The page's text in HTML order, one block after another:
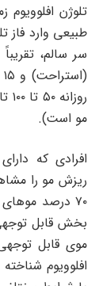
تلوژن
طبیعی وارد
مو است).
افرادی که
ریزش مو را
۷۰ درصد
بخش قابل
موی قابل
افلوویوم